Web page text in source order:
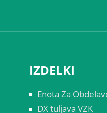
IZDELKI
Enota Za
DX tuljava VZK